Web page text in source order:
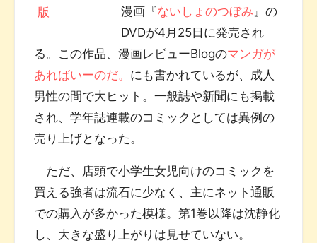
漫画『ないしょのつぼみ 』の
DVDが4月25日に発売され
る。この作品、漫画レビューBlogのマンガが
あればいーのだ。 にも書かれているが、成人
男性の間で大ヒット。一般誌や新聞にも掲載
され、学年誌連載のコミックとしては異例の
売り上げとなった。
ただ、店頭で小学生女児向けのコミックを
買える強者は流石に少なく、主にネット通販
での購入が多かった模様。第1巻以降は沈静化
し、大きな盛り上がりは見せていない。